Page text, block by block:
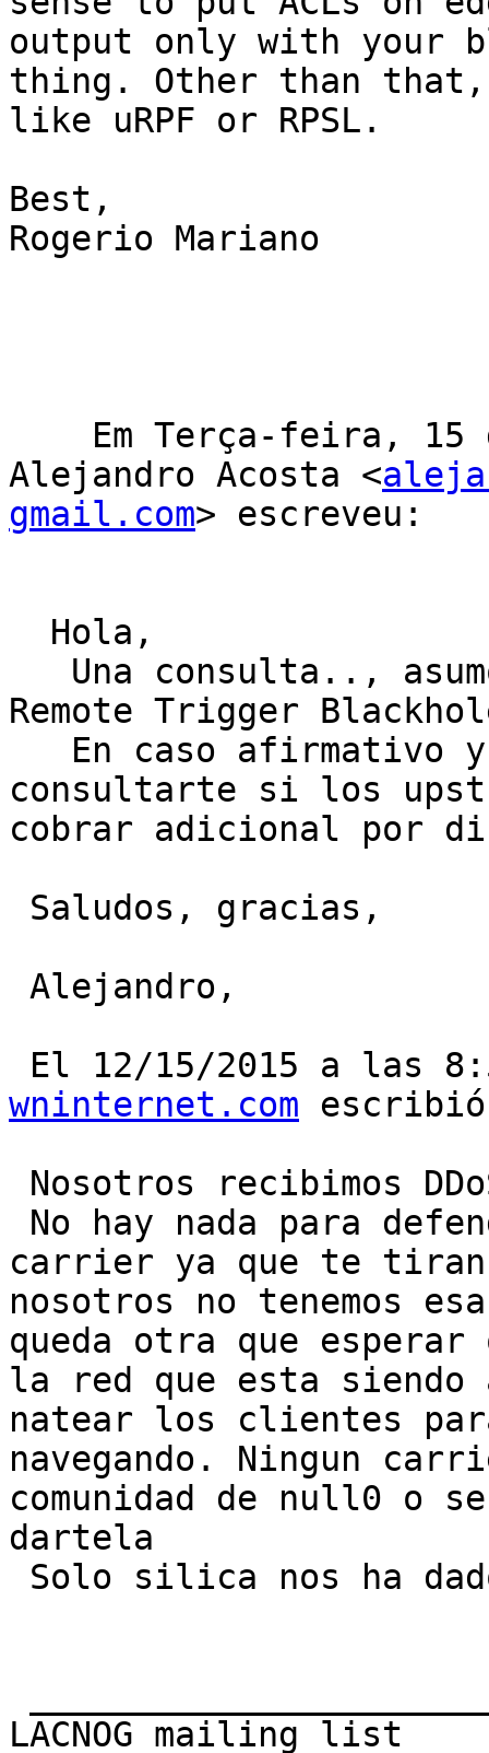
output only with your
thing. Other than
like uRPF or RPSL.
Best,
Rogerio Mariano
Alejandro Acosta <
gmail.com> escreveu:
Remote Trigger
consultarte si los
cobrar adicional por
El 12/15/2015 a las
wninternet.com
carrier ya que te
nosotros no tenemos
queda otra que
la red que esta
natear los clientes
navegando. Ningun
comunidad de null0 o
dartela